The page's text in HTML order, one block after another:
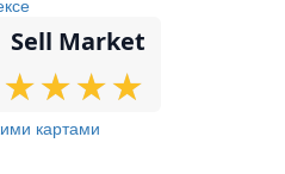
Sell Market
★
★★
★★
★★
★